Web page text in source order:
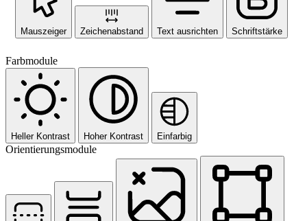
Mauszeiger Zeichenabstand Text ausrichten Schriftstärke
Farbmodule
Heller Kontrast Hoher Kontrast Einfarbig
Orientierungsmodule